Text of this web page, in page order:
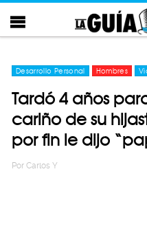
Desarrollo Personal Hombres
Tardó 4 años
cariño de su
por fin le dijo
Por Carlos Y